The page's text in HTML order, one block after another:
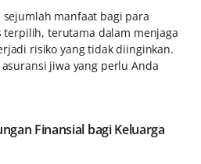
manfaat bagi para
terpilih, terutama dalam menjaga
risiko yang tidak diinginkan.
jiwa yang perlu Anda
Finansial bagi Keluarga